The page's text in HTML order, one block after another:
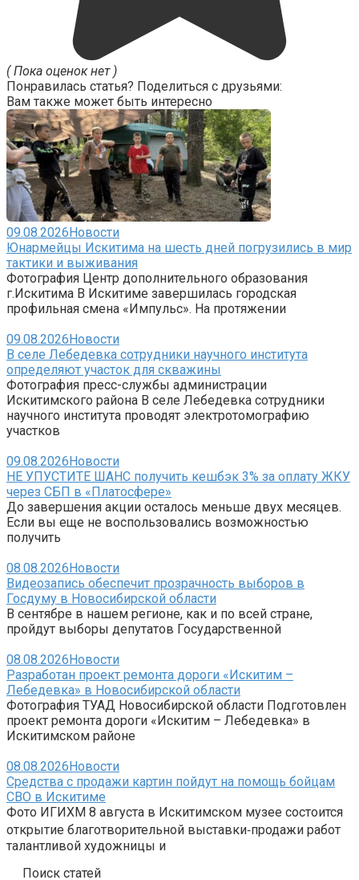
( Пока оценок нет )
Понравилась статья? Поделиться с друзьями:
Вам также может быть интересно
09.08.2026Новости
Юнармейцы Искитима на шесть дней погрузились в мир
тактики и выживания
Фотография Центр дополнительного образования
г.Искитима В Искитиме завершилась городская
профильная смена «Импульс». На протяжении
09.08.2026Новости
В селе Лебедевка сотрудники научного института
определяют участок для скважины
Фотография пресс-службы администрации
Искитимского района В селе Лебедевка сотрудники
научного института проводят электротомографию
участков
09.08.2026Новости
НЕ УПУСТИТЕ ШАНС получить кешбэк 3% за оплату ЖКУ
через СБП в «Платосфере»
До завершения акции осталось меньше двух месяцев.
Если вы еще не воспользовались возможностью
получить
08.08.2026Новости
Видеозапись обеспечит прозрачность выборов в
Госдуму в Новосибирской области
В сентябре в нашем регионе, как и по всей стране,
пройдут выборы депутатов Государственной
08.08.2026Новости
Разработан проект ремонта дороги «Искитим –
Лебедевка» в Новосибирской области
Фотография ТУАД Новосибирской области Подготовлен
проект ремонта дороги «Искитим – Лебедевка» в
Искитимском районе
08.08.2026Новости
Средства с продажи картин пойдут на помощь бойцам
СВО в Искитиме
Фото ИГИХМ 8 августа в Искитимском музее состоится
открытие благотворительной выставки‑продажи работ
талантливой художницы и
Поиск статей